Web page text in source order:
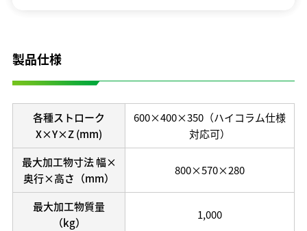
製品仕様
各種ストローク
X×Y×Z (mm)
600×400×350（ハイコラム仕様
対応可）
最大加工物寸法 幅×
奥行×高さ（mm）
800×570×280
最大加工物質量
（kg）
1,000